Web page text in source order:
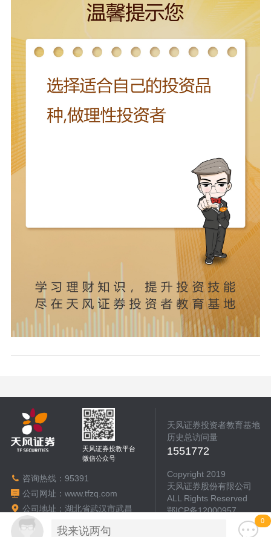
0
天风证券投教平台
微信公众号
咨询热线： 95391
公司网址： www.tfzq.com
公司地址：湖北省武汉市武昌
区中北路217号天风大厦2号楼
天风证券投资者教育基地
历史总访问量
1551772
Copyright 2019
天风证券股份有限公司
ALL Rights Reserved
鄂ICP备12000957